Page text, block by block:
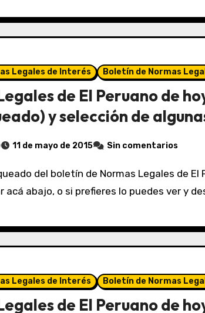
Legales de Interés Boletín de Normas
de El Peruano de
y selección de
11 de mayo de 2015 Sin comentarios
acá abajo, o si prefieres lo puedes ver y
Legales de Interés Boletín de Normas
de El Peruano de